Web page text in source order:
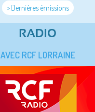
> Dernières émissions
RADIO
AVEC RCF LORRAINE